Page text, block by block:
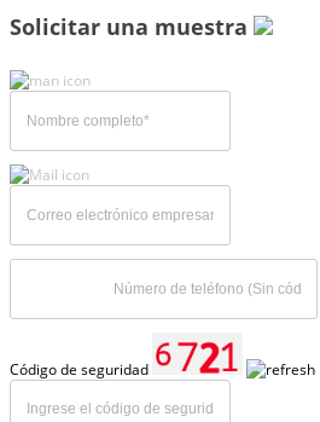
Solicitar una muestra
Código de seguridad